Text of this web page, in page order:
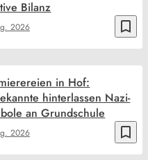
bookmark_border
2026
Bilanz
bookmark_border
2026
in Hof:
hinterlassen Nazi-
an Grundschule